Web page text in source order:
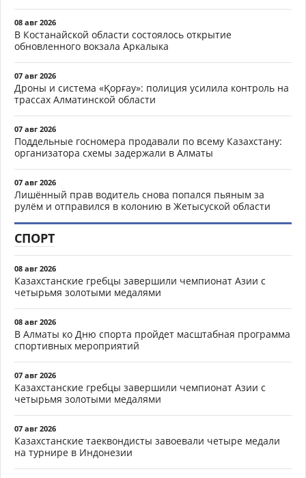
08 авг 2026
В Костанайской области состоялось открытие
обновленного вокзала Аркалыка
07 авг 2026
Дроны и система «Қорғау»: полиция усилила контроль на
трассах Алматинской области
07 авг 2026
Поддельные госномера продавали по всему Казахстану:
организатора схемы задержали в Алматы
07 авг 2026
Лишённый прав водитель снова попался пьяным за
рулём и отправился в колонию в Жетысуской области
СПОРТ
08 авг 2026
Казахстанские гребцы завершили чемпионат Азии с
четырьмя золотыми медалями
08 авг 2026
В Алматы ко Дню спорта пройдет масштабная программа
спортивных мероприятий
07 авг 2026
Казахстанские гребцы завершили чемпионат Азии с
четырьмя золотыми медалями
07 авг 2026
Казахстанские таеквондисты завоевали четыре медали
на турнире в Индонезии